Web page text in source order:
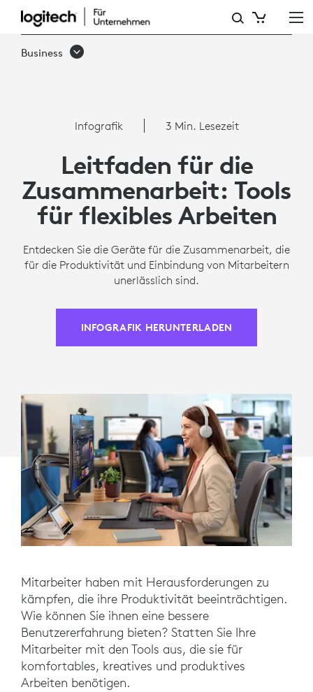
CHECKLISTE
FÜR
REMOTE-
MITARBEITER
LOGITECH®
Business
Infografik 3 Min. Lesezeit
Leitfaden für die
Zusammenarbeit: Tools
für flexibles Arbeiten
Entdecken Sie die Geräte für die Zusammenarbeit, die
für die Produktivität und Einbindung von Mitarbeitern
unerlässlich sind.
INFOGRAFIK HERUNTERLADEN
Mitarbeiter haben mit Herausforderungen zu
kämpfen, die ihre Produktivität beeinträchtigen.
Wie können Sie ihnen eine bessere
Benutzererfahrung bieten? Statten Sie Ihre
Mitarbeiter mit den Tools aus, die sie für
komfortables, kreatives und produktives
Arbeiten benötigen.